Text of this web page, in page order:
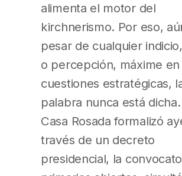
alimenta el motor del
kirchnerismo. Por eso,
pesar de cualquier
o percepción, máxime en
cuestiones estratégicas,
palabra nunca está
Casa Rosada formalizó
través de un decreto
presidencial, la